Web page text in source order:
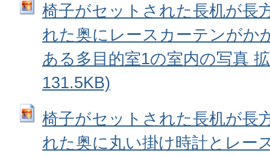
椅子がセットされた長机が長
れた奥にレースカーテンがか
ある多目的室1の室内の写真
131.5KB)
椅子がセットされた長机が長
れた奥に丸い掛け時計とレー